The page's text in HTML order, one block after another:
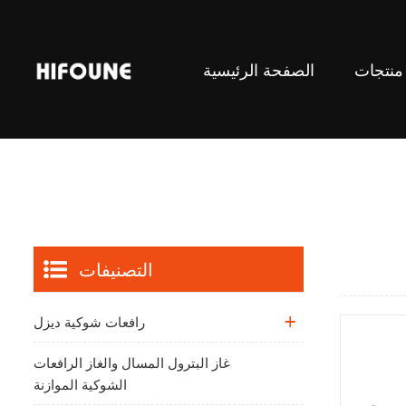
الصفحة الرئيسية منتجات
التصنيفات
رافعات شوكية ديزل
غاز البترول المسال والغاز الرافعات
الشوكية الموازنة